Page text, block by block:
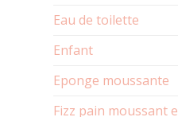
Eau de toilette
Enfant
Eponge moussante
Fizz pain moussant